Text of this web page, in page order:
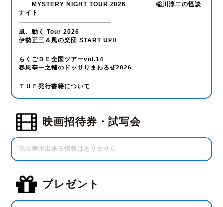
MYSTERY NIGHT TOUR 2026 稲川淳二の怪談
ナイト
風、動く Tour 2026
伊勢正三＆風の楽団 START UP!!
らくごＤＥ全国ツアーvol.14
春風亭一之輔のドッサりまわるぜ2026
ＴＵＦ発行書籍について
映画招待券・試写会
現在表示出来る情報はありません
プレゼント